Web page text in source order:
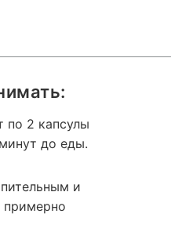
по 2 капсулы
до еды.
и
примерно